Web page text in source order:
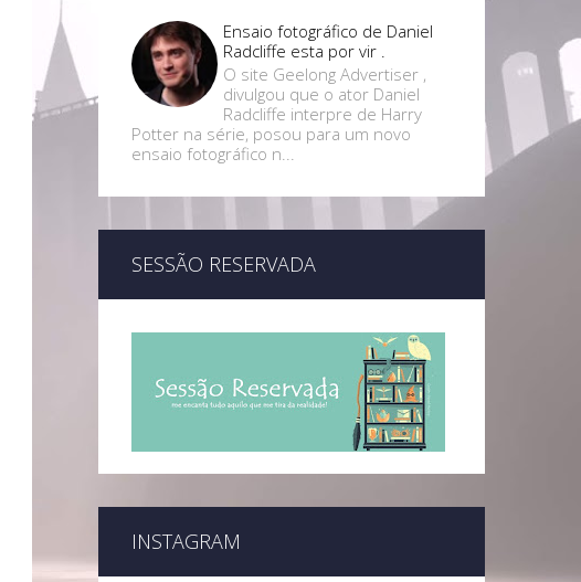
Ensaio fotográfico de Daniel
Radcliffe esta por vir .
O site Geelong Advertiser ,
divulgou que o ator Daniel
Radcliffe interpre de Harry
Potter na série, posou para um novo
ensaio fotográfico n...
SESSÃO RESERVADA
INSTAGRAM